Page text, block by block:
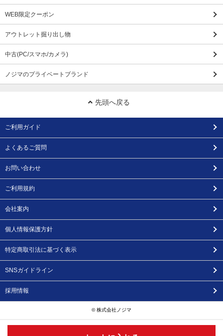
WEB限定クーポン
アウトレット掘り出し物
中古(PC/スマホ/カメラ)
ノジマのプライベートブランド
先頭へ戻る
ご利用ガイド
よくあるご質問
お問い合わせ
ご利用規約
会社案内
個人情報保護方針
特定商取引法に基づく表示
SNSガイドライン
採用情報
© 株式会社ノジマ